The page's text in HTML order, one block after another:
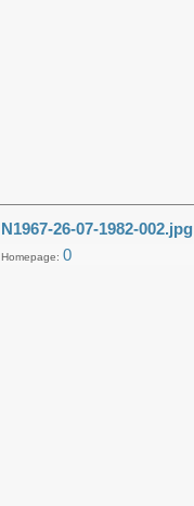
N1967-26-07-1982-002.jpg
Homepage: 0